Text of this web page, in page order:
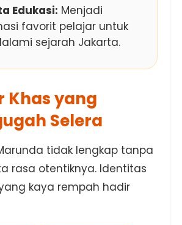
Edukasi: Menjadi
favorit pelajar untuk
sejarah Jakarta.
Khas yang
Selera
tidak lengkap tanpa
rasa otentiknya. Identitas
kaya rempah hadir